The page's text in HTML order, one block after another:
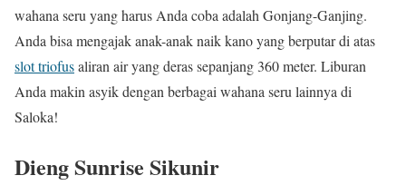
wahana seru yang harus Anda coba adalah Gonjang-Ganjing.
Anda bisa mengajak anak-anak naik kano yang berputar di atas
slot triofusaliran air yang deras sepanjang 360 meter. Liburan
Anda makin asyik dengan berbagai wahana seru lainnya di
Saloka!
Dieng Sunrise Sikunir